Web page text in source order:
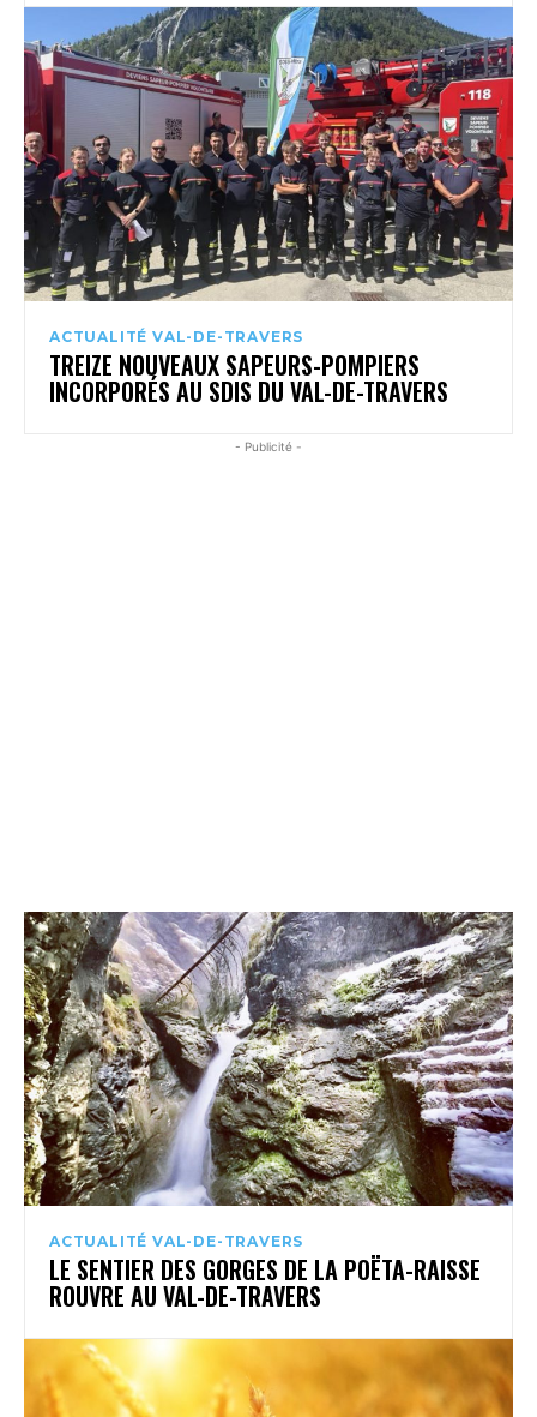
ACTUALITÉ VAL-DE-TRAVERS
TREIZE NOUVEAUX SAPEURS-POMPIERS
INCORPORÉS AU SDIS DU VAL-DE-TRAVERS
- Publicité -
ACTUALITÉ VAL-DE-TRAVERS
LE SENTIER DES GORGES DE LA POËTA-RAISSE
ROUVRE AU VAL-DE-TRAVERS